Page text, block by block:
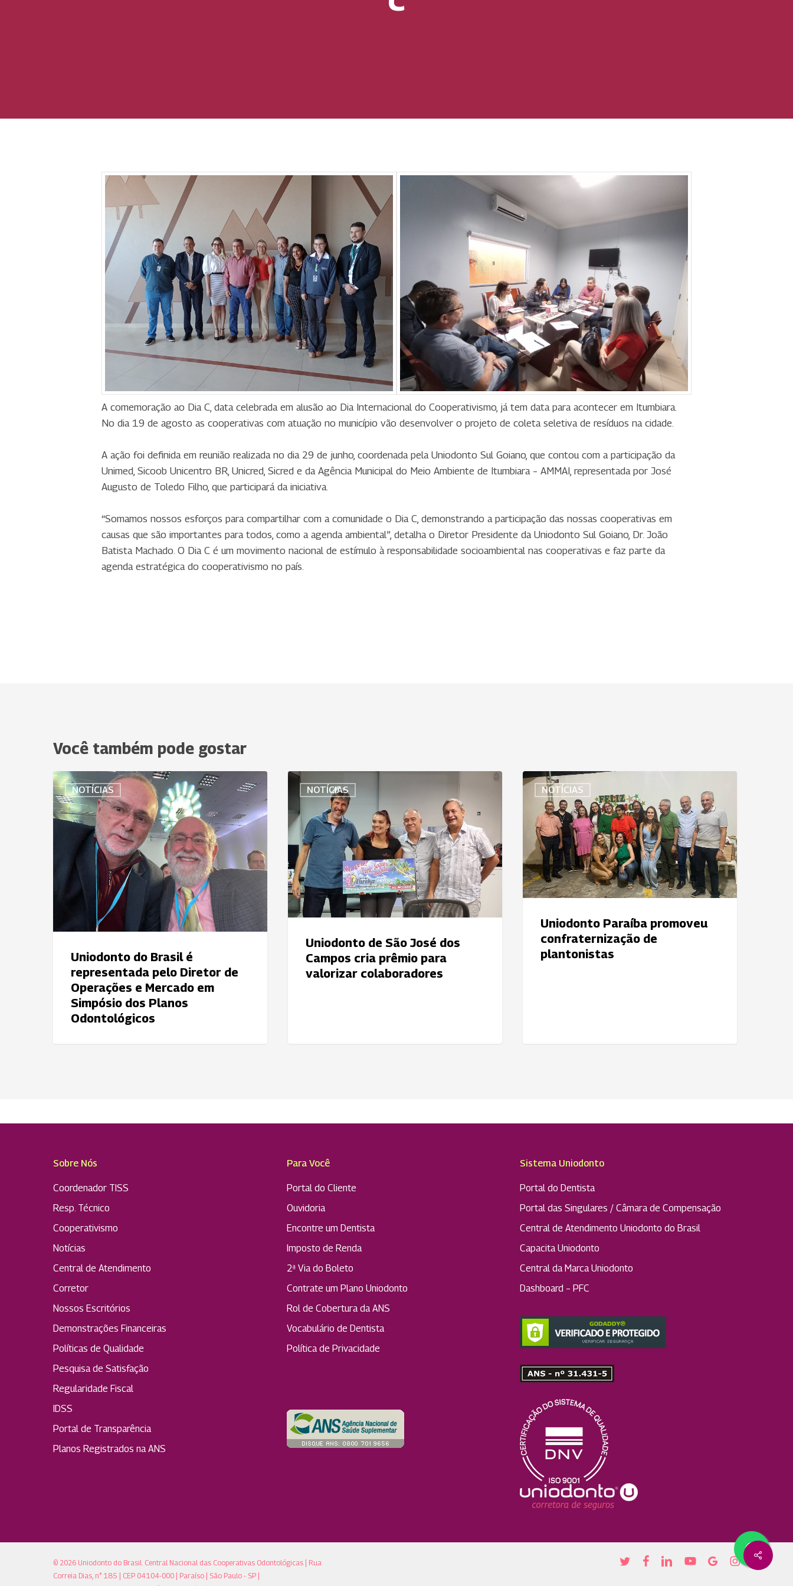
A comemoração ao Dia C, data celebrada em alusão ao Dia Internacional do Cooperativismo, já tem data para acontecer em Itumbiara.
No dia 19 de agosto as cooperativas com atuação no município vão desenvolver o projeto de coleta seletiva de resíduos na cidade.
A ação foi definida em reunião realizada no dia 29 de junho, coordenada pela Uniodonto Sul Goiano, que contou com a participação da
Unimed, Sicoob Unicentro BR, Unicred, Sicred e da Agência Municipal do Meio Ambiente de Itumbiara – AMMAI, representada por José
Augusto de Toledo Filho, que participará da iniciativa.
“Somamos nossos esforços para compartilhar com a comunidade o Dia C, demonstrando a participação das nossas cooperativas em
causas que são importantes para todos, como a agenda ambiental”, detalha o Diretor Presidente da Uniodonto Sul Goiano, Dr. João
Batista Machado. O Dia C é um movimento nacional de estímulo à responsabilidade socioambiental nas cooperativas e faz parte da
agenda estratégica do cooperativismo no país.
Você também pode gostar
NOTÍCIAS
Uniodonto
do
Brasil
representada
Diretor
Operações
Mercado
Simpósio
Planos
Odontológicos
Uniodonto do Brasil é
representada pelo Diretor de
Operações e Mercado em
Simpósio dos Planos
Odontológicos
NOTÍCIAS
Uniodonto
São
José
dos
Campos
cria
prêmio
para
valorizar
Uniodonto de São José dos
Campos cria prêmio para
valorizar colaboradores
NOTÍCIAS
Uniodonto
Paraíba
promoveu
confraternização
plantonistas
Uniodonto Paraíba promoveu
confraternização de
plantonistas
Share
Sobre Nós
Coordenador TISS
Resp. Técnico
Cooperativismo
Notícias
Central de Atendimento
Corretor
Nossos Escritórios
Demonstrações Financeiras
Políticas de Qualidade
Pesquisa de Satisfação
Regularidade Fiscal
IDSS
Portal de Transparência
Planos Registrados na ANS
Para Você
Portal do Cliente
Ouvidoria
Encontre um Dentista
Imposto de Renda
2ª Via do Boleto
Contrate um Plano Uniodonto
Rol de Cobertura da ANS
Vocabulário de Dentista
Política de Privacidade
Sistema Uniodonto
Portal do Dentista
Portal das Singulares / Câmara de Compensação
Central de Atendimento Uniodonto do Brasil
Capacita Uniodonto
Central da Marca Uniodonto
Dashboard – PFC
© 2026 Uniodonto do Brasil. Central Nacional das Cooperativas Odontológicas | Rua
Correia Dias, n° 185 | CEP 04104-000 | Paraíso | São Paulo - SP |
twitter facebooklinkedinyoutubegoogle-instagram